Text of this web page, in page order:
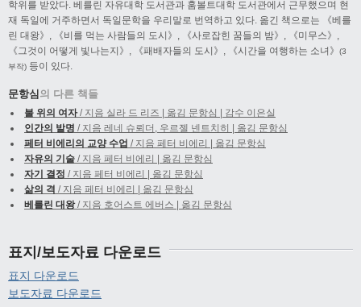
학위를 받았다. 베를린 자유대학 도서관과 훔볼트대학 도서관에서 근무했으며 현
재 독일에 거주하면서 독일문학을 우리말로 번역하고 있다. 옮긴 책으로는 《베를
린 대왕》, 《비를 먹는 사람들의 도시》, 《사로잡힌 꿈들의 밤》, 《미무스》,
《그것이 어떻게 빛나는지》, 《패배자들의 도시》, 《시간을 여행하는 소녀》
(3
부작) 등이 있다.
문항심의 다른 책들
불 위의 여자/ 지음 실라 드 리즈 | 옮김 문항심 | 감수 이은실
인간의 발명 / 지음 레네 슈뢰더, 우르젤 넨트치히 | 옮김 문항심
페터 비에리의 교양 수업 / 지음 페터 비에리 | 옮김 문항심
자유의 기술 / 지음 페터 비에리 | 옮김 문항심
자기 결정 / 지음 페터 비에리 | 옮김 문항심
삶의 격 / 지음 페터 비에리 | 옮김 문항심
베를린 대왕/ 지음 호어스트 에버스 | 옮김 문항심
표지/보도자료 다운로드
표지 다운로드
보도자료 다운로드